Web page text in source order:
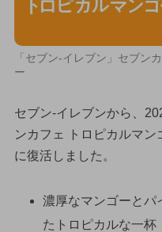
「セブン‐イレブン」セブン
ー
セブン‐イレブンから、
ンカフェ トロピカルマン
に復活しました。
濃厚なマンゴーとパ
たトロピカルな一杯